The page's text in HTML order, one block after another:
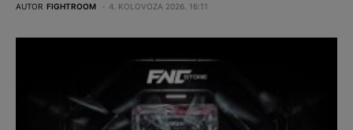
AUTOR FIGHTROOM 4. KOLOVOZA 2026. 16:11